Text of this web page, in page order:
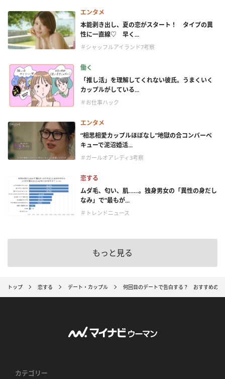
エンタメ
本能剥き出し、夏の恋がスタート！ タイプの異
性に一直線♡ 早く...
＃シャッフルアイランド7考察
働く
「推し活」を理解してくれない彼氏。うまくいく
カップルがしている...
＃お仕事ハック
エンタメ
“相思相愛カップルほぼなし”地獄の合コンバーベ
キューで泥沼婚活...
＃ガールオアレディ3考察
恋する
ムダ毛、匂い、肌……。独身男女の「異性の身だし
なみ」で“最もが...
＃トレンドニュース
もっと見る
トップ 恋する デート・カップル 何回目のデートで告白する？ おすすめのタ
カテゴリー